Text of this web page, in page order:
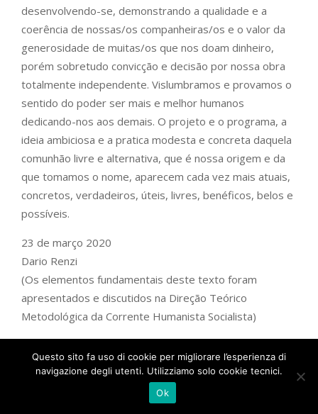
desenvolvendo-se, demonstrando a qualidade e a
coerência de nossas/os companheiras/os e o valor da
generosidade de muitas/os que nos doam dinheiro,
porém sobretudo convicção e decisão por nossa obra
totalmente independente. Vislumbramos e provamos o
sentido do poder ser mais e melhor humanos
dedicando-nos aos demais. O projeto e o programa, a
ideia ambiciosa e a pratica modesta e concreta daquela
comunhão livre e alternativa, que é nossa origem e da
que tomamos o nome, aparecem cada vez mais atuais,
concretos, verdadeiros, úteis, livres, benéficos, belos e
possíveis.
23 de março 2020
Dario Renzi
(Os elementos fundamentais deste texto foram
apresentados e discutidos na Direção Teórico
Metodológica da Corrente Humanista Socialista)
direita liberal.
(2) – Lotta Comunista é uma Organização Política
Questo sito fa uso di cookie per migliorare l’esperienza di
navigazione degli utenti. Utilizziamo solo cookie tecnici.
Ok